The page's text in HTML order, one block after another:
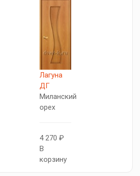
Лагуна
ДГ
Миланский
орех
4 270 ₽
В
корзину